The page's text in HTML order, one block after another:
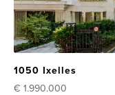
1050 Ixelles
€ 1.990.000